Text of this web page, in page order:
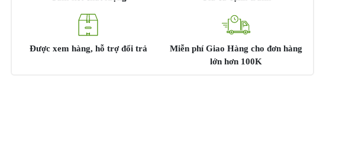
Được xem hàng, hỗ trợ đổi trả
Miễn phí Giao Hàng cho đơn hàng
lớn hơn 100K